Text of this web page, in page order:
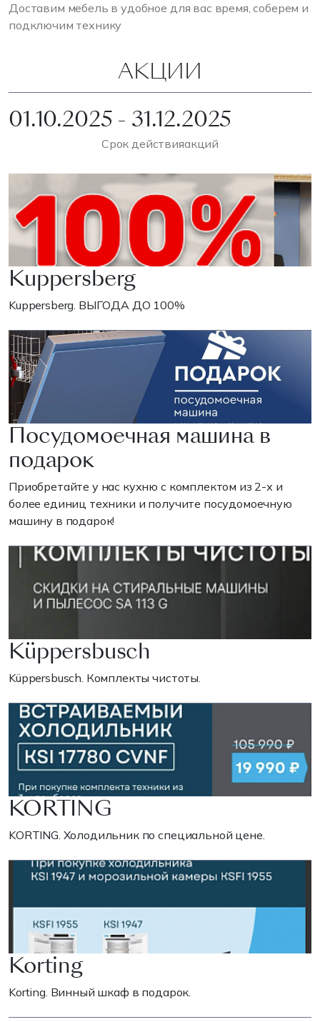
Доставим мебель в удобное для вас время, соберем и
подключим технику
АКЦИИ
01.10.2025 - 31.12.2025
Срок действияакций
Kuppersberg
Kuppersberg. ВЫГОДА ДО 100%
Посудомоечная машина в
подарок
Приобретайте у нас кухню с комплектом из 2-х и
более единиц техники и получите посудомоечную
машину в подарок!
Küppersbusch
Küppersbusch. Комплекты чистоты.
KORTING
KORTING. Холодильник по специальной цене.
Korting
Korting. Винный шкаф в подарок.